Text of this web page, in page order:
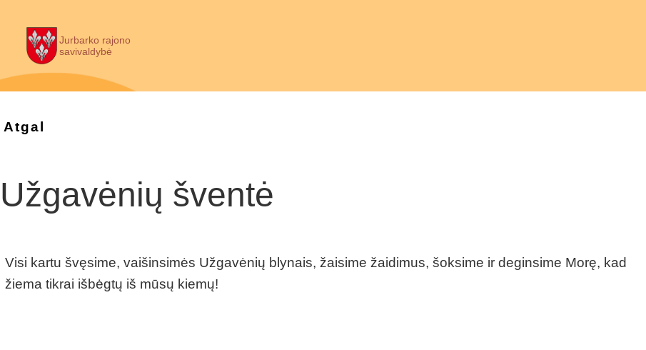
Jurbarko rajono
savivaldybė
Atgal
Užgavėnių šventė
Visi kartu švęsime, vaišinsimės Užgavėnių blynais, žaisime žaidimus, šoksime ir deginsime Morę, kad
žiema tikrai išbėgtų iš mūsų kiemų!